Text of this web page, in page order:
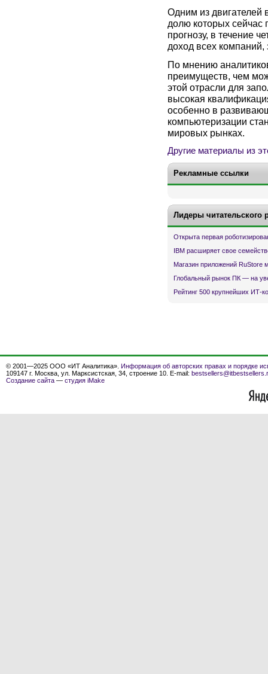
Одним из двигателей
долю которых сейчас
прогнозу, в течение
доход всех
По мнению
преимуществ, чем
этой отрасли для
высокая
особенно в
компьютеризации
мировых рынках.
Другие материалы из
Рекламные ссылки
Лидеры читательского
Открыта первая
IBM расширяет свое
Магазин приложений RuStore
Глобальный рынок ПК — на
Рейтинг 500 крупнейших ИТ-
© 2001—2025 ООО «ИТ Аналитика». Информация об авторских правах и порядке
109147 г. Москва, ул. Марксистская, 34, строение 10. E-mail:
Создание сайта — студия iMake